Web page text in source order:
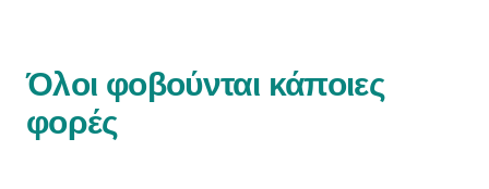
Όλοι φοβούνται κάποιες
φορές